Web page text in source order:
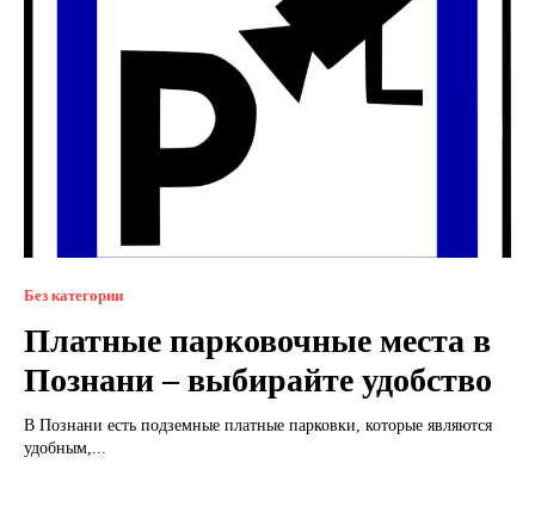
Без категории
Платные парковочные места в
Познани – выбирайте удобство
В Познани есть подземные платные парковки, которые являются
удобным,...